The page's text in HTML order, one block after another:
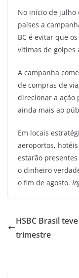
No início de julho
países a
BC é evitar que
vítimas de golpes
A campanha
de compras de
direcionar a ação
ainda mais ao
Em locais
aeroportos,
estarão
o dinheiro
o fim de agosto.
HSBC Brasil
trimestre